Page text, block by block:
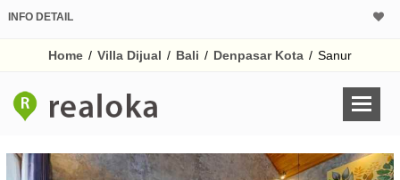
INFO DETAIL
Home / Villa Dijual / Bali / Denpasar Kota / SanurHarga Rp